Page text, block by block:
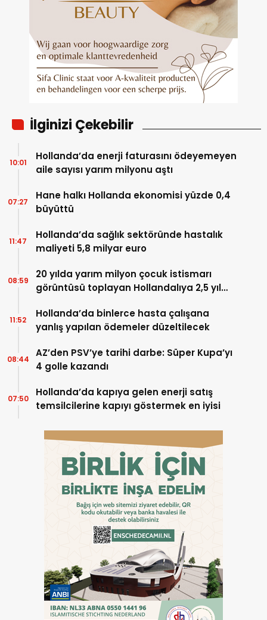
İlginizi Çekebilir
Hollanda’da enerji faturasını ödeyemeyen
aile sayısı yarım milyonu aştı
10:01
Hane halkı Hollanda ekonomisi yüzde 0,4
büyüttü
07:27
Hollanda’da sağlık sektöründe hastalık
maliyeti 5,8 milyar euro
11:47
20 yılda yarım milyon çocuk istismarı
görüntüsü toplayan Hollandalıya 2,5 yıl
08:59
Hollanda’da binlerce hasta çalışana
yanlış yapılan ödemeler düzeltilecek
11:52
AZ’den PSV’ye tarihi darbe: Süper Kupa’yı
4 golle kazandı
08:44
Hollanda’da kapıya gelen enerji satış
temsilcilerine kapıyı göstermek en iyisi
07:50